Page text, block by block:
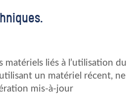
liés à l’utilisation du
un matériel récent, ne
mis-à-jour